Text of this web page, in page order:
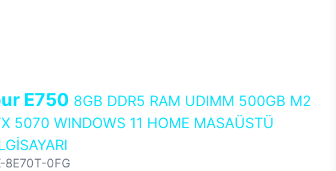
E750 8GB DDR5 RAM UDIMM 500GB M2
5070 WINDOWS 11 HOME MASAÜSTÜ
8E70T-0FG